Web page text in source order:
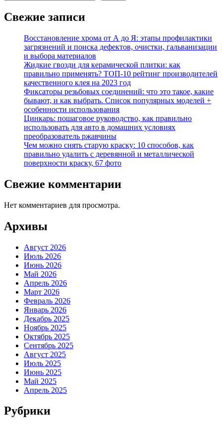
Свежие записи
Восстановление хрома от А до Я: этапы профилактики
загрязнений и поиска дефектов, очистки, гальванизации
и выбора материалов
Жидкие гвозди для керамической плитки: как
правильно применять? ТОП-10 рейтинг производителей
качественного клея на 2023 год
Фиксаторы резьбовых соединений: что это такое, какие
бывают, и как выбрать. Список популярных моделей +
особенности использования
Цинкарь: пошаговое руководство, как правильно
использовать для авто в домашних условиях
преобразователь ржавчины
Чем можно снять старую краску: 10 способов, как
правильно удалить с деревянной и металлической
поверхности краску, 67 фото
Свежие комментарии
Нет комментариев для просмотра.
Архивы
Август 2026
Июль 2026
Июнь 2026
Май 2026
Апрель 2026
Март 2026
Февраль 2026
Январь 2026
Декабрь 2025
Ноябрь 2025
Октябрь 2025
Сентябрь 2025
Август 2025
Июль 2025
Июнь 2025
Май 2025
Апрель 2025
Рубрики